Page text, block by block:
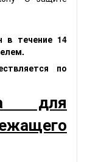
в течение 14
по
для